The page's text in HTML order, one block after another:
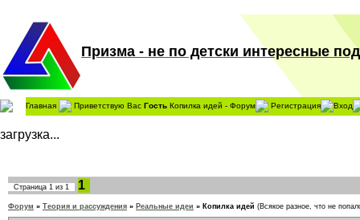
Призма - не по детски интересные
Главная Приветствую Вас Гость Копилка идей - Форум Регистрация Вход
загрузка...
Страница 1 из 1 1
Форум » Теория и рассуждения » Реальные идеи » Копилка идей (Всякое разное, что не